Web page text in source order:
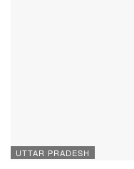
UTTAR PRADESH